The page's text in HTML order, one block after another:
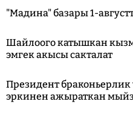
"Мадина" базары 1-
Шайлоого катышкан
эмгек акысы сакталат
Президент
эркинен ажыраткан